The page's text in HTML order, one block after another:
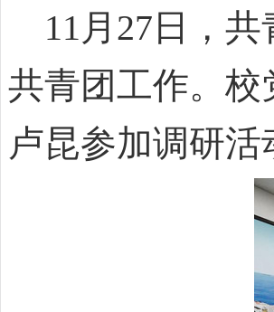
11月27日，共
共青团工作。
卢昆参加调研活